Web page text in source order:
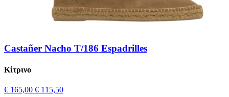
Castañer Nacho T/186 Espadrilles
Κίτρινο
€ 165,00 € 115,50